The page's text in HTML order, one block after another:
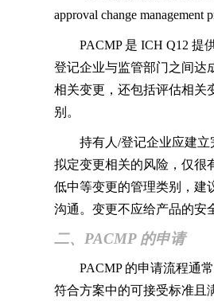
approval change
PACMP 是 ICH Q12 提供
登记企业与监管部门之间达
相关变更，还包括评估相关
别。
持有人/登记企业应建立完
拟定变更相关的风险，仅很
低中等变更的管理类别，建
沟通。变更不应给产品的安
二、PACMP 的申请
PACMP 的申请流程通常
符合方案中的可接受标准且